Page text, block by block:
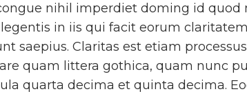
nihil imperdiet doming id quod
in iis qui facit eorum
saepius. Claritas est etiam
quam littera gothica, quam nunc
quarta decima et quinta decima.